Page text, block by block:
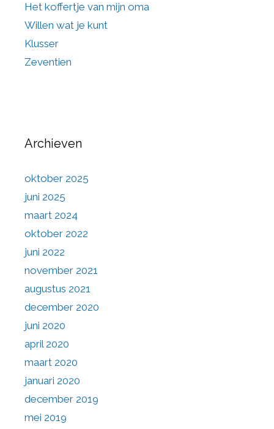
Het koffertje van mijn oma
Willen wat je kunt
Klusser
Zeventien
Archieven
oktober 2025
juni 2025
maart 2024
oktober 2022
juni 2022
november 2021
augustus 2021
december 2020
juni 2020
april 2020
maart 2020
januari 2020
december 2019
mei 2019